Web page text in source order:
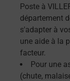
Poste à
département
s'adapter à
une aide à la
facteur.
Pour une
(chute,